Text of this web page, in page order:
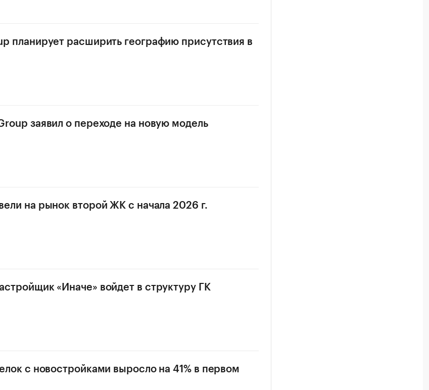
планирует расширить географию присутствия в
заявил о переходе на новую модель
на рынок второй ЖК с начала 2026 г.
«Иначе» войдет в структуру ГК
с новостройками выросло на 41% в первом